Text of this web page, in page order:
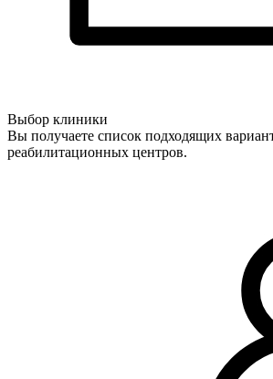
Выбор клиники
Вы получаете список подходящих
реабилитационных центров.